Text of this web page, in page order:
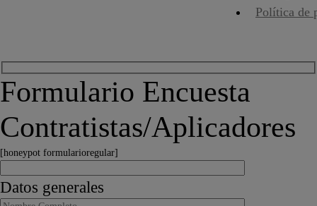
Política de
Formulario Encuesta
Contratistas/Aplicadores
[honeypot formularioregular]
Datos generales